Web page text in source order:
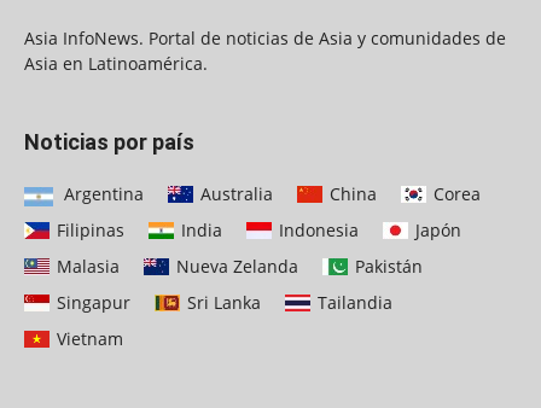
Asia InfoNews. Portal de noticias de Asia y comunidades de
Asia en Latinoamérica.
Noticias por país
Argentina Australia China
Corea
Filipinas
India Indonesia
Japón
Malasia
Nueva Zelanda
Pakistán
Singapur
Sri Lanka
Tailandia
Vietnam